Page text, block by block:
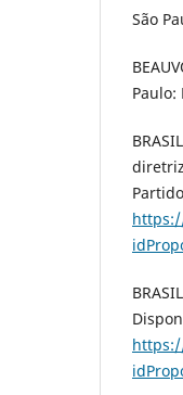
São
Paulo: